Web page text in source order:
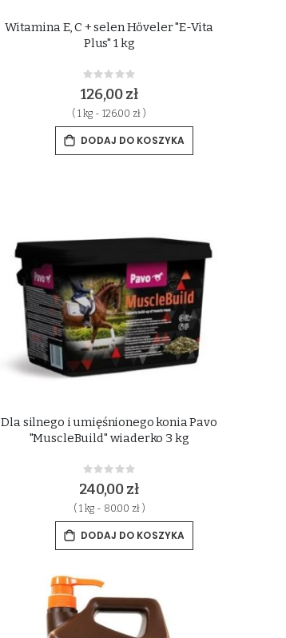
Witamina E, C + selen Höveler "E-Vita
Plus" 1 kg
Rating:
0%
126,00 zł
( 1 kg - 126.00 zł )
DODAJ DO KOSZYKA
Dla silnego i umięśnionego konia Pavo
"MuscleBuild" wiaderko 3 kg
Rating:
0%
240,00 zł
( 1 kg - 80.00 zł )
DODAJ DO KOSZYKA